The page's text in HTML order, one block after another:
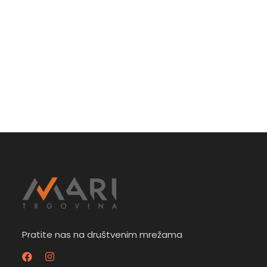
Pratite nas na društvenim mrežama